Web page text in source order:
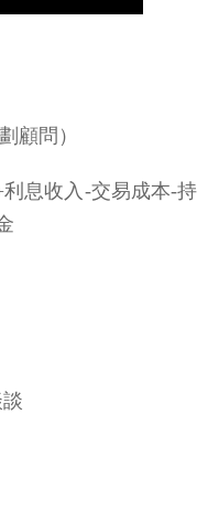
顧問）
息收入-交易成本-持